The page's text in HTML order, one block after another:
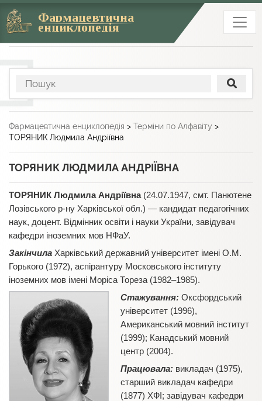
Фармацевтична
енциклопедія
Фармацевтична енциклопедія > Терміни по Алфавіту >
ТОРЯНИК Людмила Андріївна
ТОРЯНИК ЛЮДМИЛА АНДРІЇВНА
ТОРЯНИК Людмила Андріївна(24.07.1947, смт. Панютене
Лозівського р-ну Харківської обл.) — кандидат педагогічних
наук, доцент. Відмінник освіти і науки України, завідувач
кафедри іноземних мов НФаУ.
Закінчила Харківський державний університет імені О.М.
Горького (1972), аспірантуру Московського інституту
іноземних мов імені Моріса Тореза (1982–1985).
Стажування: Оксфордський
університет (1996),
Американський мовний інститут
(1999); Канадський мовний
центр (2004).
Працювала: викладач (1975),
старший викладач кафедри
(1877) ХФІ; завідувач кафедри